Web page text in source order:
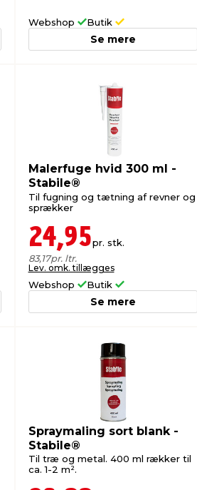
Webshop Butik
Se mere
Malerfuge hvid 300 ml -
Stabile®
Til fugning og tætning af revner og
sprækker
24,95pr. stk.
83,17pr. ltr.
Lev. omk. tillægges
Webshop Butik
Se mere
Spraymaling sort blank -
Stabile®
Til træ og metal. 400 ml rækker til
ca. 1-2 m².